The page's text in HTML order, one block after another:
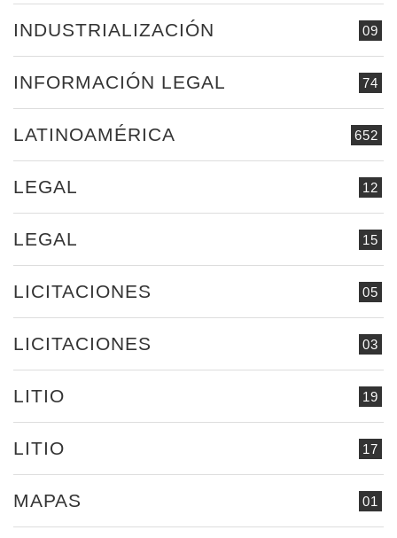
09
INDUSTRIALIZACIÓN
74
INFORMACIÓN LEGAL
652
LATINOAMÉRICA
12
LEGAL
15
LEGAL
05
LICITACIONES
03
LICITACIONES
19
LITIO
17
LITIO
01
MAPAS